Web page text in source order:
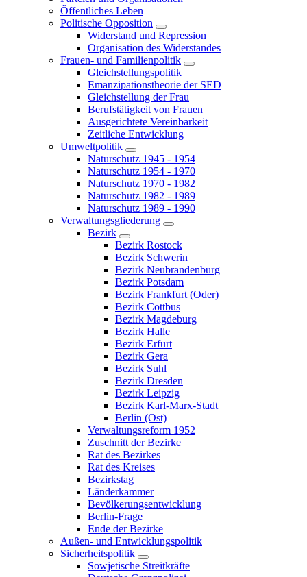
Öffentliches Leben
Politische Opposition
Widerstand und Repression
Organisation des Widerstandes
Frauen- und Familienpolitik
Gleichstellungspolitik
Emanzipationstheorie der SED
Gleichstellung der Frau
Berufstätigkeit von Frauen
Ausgerichtete Vereinbarkeit
Zeitliche Entwicklung
Umweltpolitik
Naturschutz 1945 - 1954
Naturschutz 1954 - 1970
Naturschutz 1970 - 1982
Naturschutz 1982 - 1989
Naturschutz 1989 - 1990
Verwaltungsgliederung
Bezirk
Bezirk Rostock
Bezirk Schwerin
Bezirk Neubrandenburg
Bezirk Potsdam
Bezirk Frankfurt (Oder)
Bezirk Cottbus
Bezirk Magdeburg
Bezirk Halle
Bezirk Erfurt
Bezirk Gera
Bezirk Suhl
Bezirk Dresden
Bezirk Leipzig
Bezirk Karl-Marx-Stadt
Berlin (Ost)
Verwaltungsreform 1952
Zuschnitt der Bezirke
Rat des Bezirkes
Rat des Kreises
Bezirkstag
Länderkammer
Bevölkerungsentwicklung
Berlin-Frage
Ende der Bezirke
Außen- und Entwicklungspolitik
Sicherheitspolitik
Sowjetische Streitkräfte